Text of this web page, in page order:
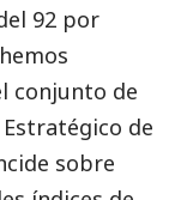
92 por
conjunto de
Estratégico de
sobre